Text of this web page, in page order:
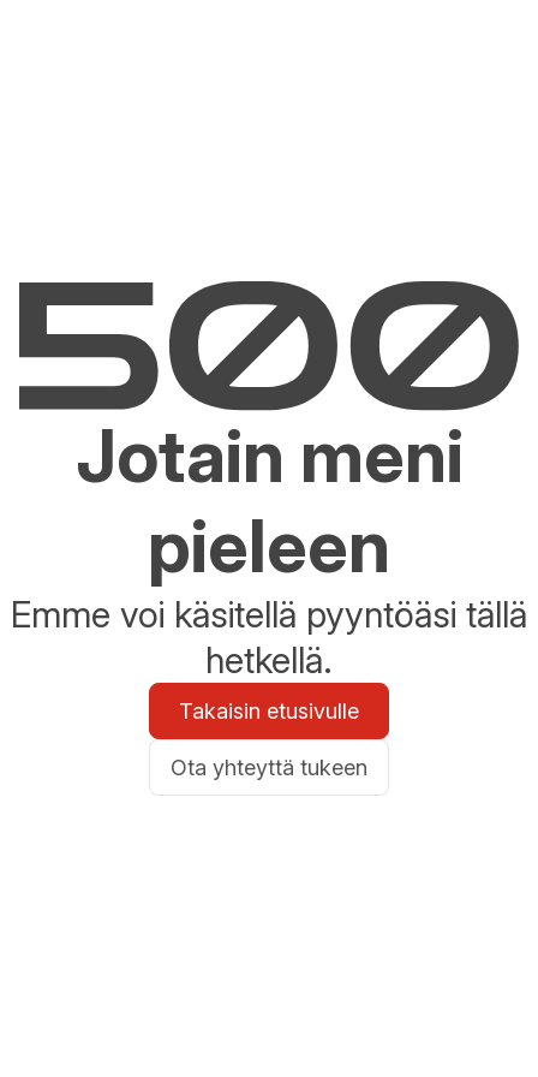
Jotain meni
pieleen
Emme voi käsitellä pyyntöäsi tällä
hetkellä.
Takaisin etusivulle
Ota yhteyttä tukeen